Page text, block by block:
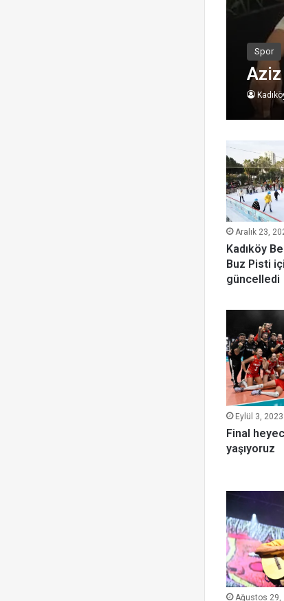
Spor
Aziz
Aralık 23,
Kadıköy
Buz Pisti
güncelledi
Eylül 3, 2023
Final
yaşıyoruz
Ağustos 29,